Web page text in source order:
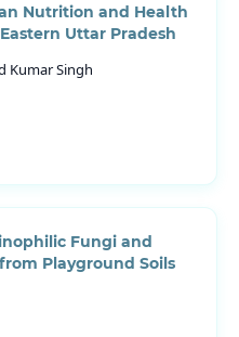
Nutrition and Health
Uttar Pradesh
Kumar Singh
Fungi and
Playground Soils